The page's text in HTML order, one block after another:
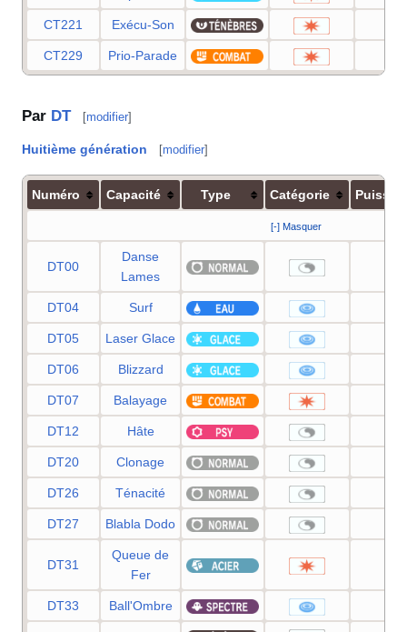
CT221 Exécu-Son
CT229 Prio-Parade
Par DT [modifier]
Huitième génération [modifier]
Numéro Capacité Type Catégorie
[-] Masquer
DT00
Danse
Lames
DT04 Surf
DT05 Laser Glace
DT06 Blizzard
DT07 Balayage
DT12 Hâte
DT20 Clonage
DT26 Ténacité
DT27 Blabla Dodo
DT31
Queue de
Fer
DT33 Ball'Ombre